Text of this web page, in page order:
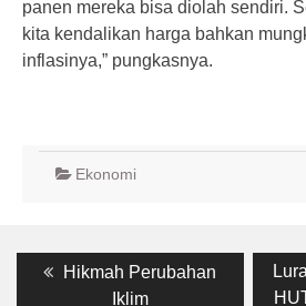
panen mereka bisa diolah sendiri.
kita kendalikan harga bahkan
inflasinya,” pungkasnya.
Ekonomi
PostPrevious
Hikmah Perubahan
Iklim
Next